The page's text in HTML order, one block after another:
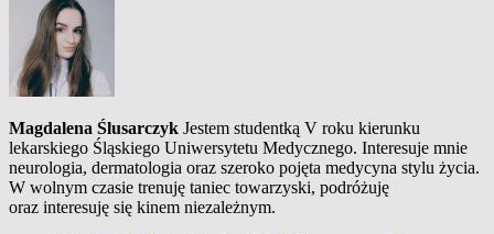
Magdalena Ślusarczyk Jestem studentką V roku kierunku
lekarskiego Śląskiego Uniwersytetu Medycznego. Interesuje mnie
neurologia, dermatologia oraz szeroko pojęta medycyna stylu życia.
W wolnym czasie trenuję taniec towarzyski, podróżuję
oraz interesuję się kinem niezależnym.